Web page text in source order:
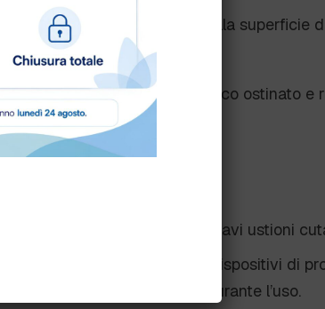
Applicare la soluzione sulla superficie
Lasciare agire.
Frizionare in caso di sporco ostinato e
: Provoca gravi ustioni
: Indossare dispositivi di
per mani, occhi e pelle durante l’uso.